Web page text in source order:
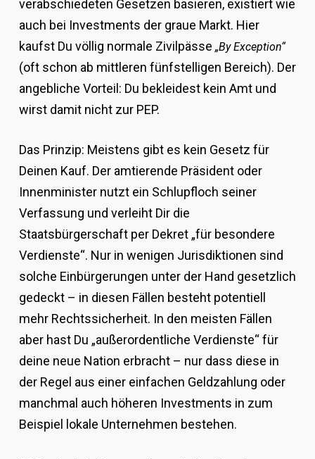
verabschiedeten Gesetzen basieren, existiert wie
auch bei Investments der graue Markt. Hier
kaufst Du völlig normale Zivilpässe „By Exception“
(oft schon ab mittleren fünfstelligen Bereich). Der
angebliche Vorteil: Du bekleidest kein Amt und
wirst damit nicht zur PEP.
Das Prinzip: Meistens gibt es kein Gesetz für
Deinen Kauf. Der amtierende Präsident oder
Innenminister nutzt ein Schlupfloch seiner
Verfassung und verleiht Dir die
Staatsbürgerschaft per Dekret „für besondere
Verdienste“. Nur in wenigen Jurisdiktionen sind
solche Einbürgerungen unter der Hand gesetzlich
gedeckt – in diesen Fällen besteht potentiell
mehr Rechtssicherheit. In den meisten Fällen
aber hast Du „außerordentliche Verdienste“ für
deine neue Nation erbracht – nur dass diese in
der Regel aus einer einfachen Geldzahlung oder
manchmal auch höheren Investments in zum
Beispiel lokale Unternehmen bestehen.